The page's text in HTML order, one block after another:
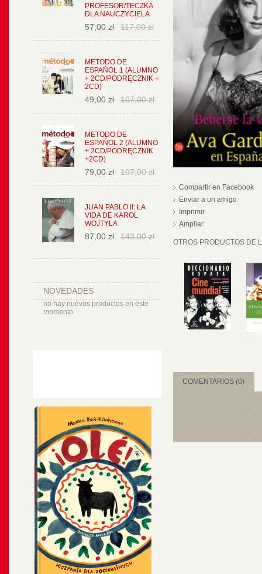
PROFESOR/TECZKA
DLA NAUCZYCIELA
57,00 zł 117,00 zł
METODO DE
ESPAŃOL 1 (ALUMNO
+ 2CD/PODRĘCZNIK +
2CD)
49,00 zł 107,00 zł
METODO DE
ESPAŃOL 2 (ALUMNO
+ 2CD/PODRĘCZNIK
+2CD)
79,00 zł 107,00 zł
JUAN PABLO II: LA
VIDA DE KAROL
WOJTYLA
87,00 zł 143,00 zł
NOVEDADES
no hay nuevos productos en este
momento
Compartir en Facebook
Enviar a un amigo
Imprimir
Ampliar
OTROS PRODUCTOS DE
COMENTARIOS (0)